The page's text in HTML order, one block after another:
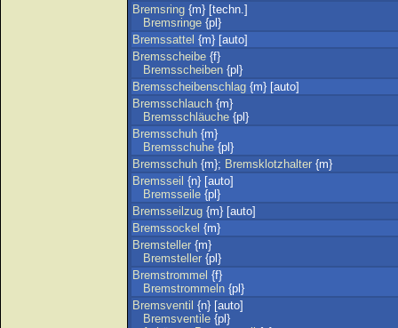
Bremsring {m} [techn.]
Bremsringe {pl}
Bremssattel {m} [auto]
Bremsscheibe {f}
Bremsscheiben {pl}
Bremsscheibenschlag {m} [auto]
Bremsschlauch {m}
Bremsschläuche {pl}
Bremsschuh {m}
Bremsschuhe {pl}
Bremsschuh {m}; Bremsklotzhalter {m}
Bremsseil {n} [auto]
Bremsseile {pl}
Bremsseilzug {m} [auto]
Bremssockel {m}
Bremsteller {m}
Bremsteller {pl}
Bremstrommel {f}
Bremstrommeln {pl}
Bremsventil {n} [auto]
Bremsventile {pl}